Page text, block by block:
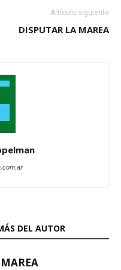
Artículo siguiente
DISPUTAR LA MAREA
DEL AUTOR